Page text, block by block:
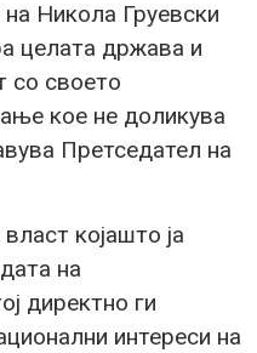
Никола Груевски
целата држава и
со своето
кое не доликува
Претседател на
којашто ја
на
директно ги
интереси на